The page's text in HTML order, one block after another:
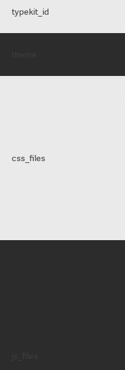
typekit_id
css_files